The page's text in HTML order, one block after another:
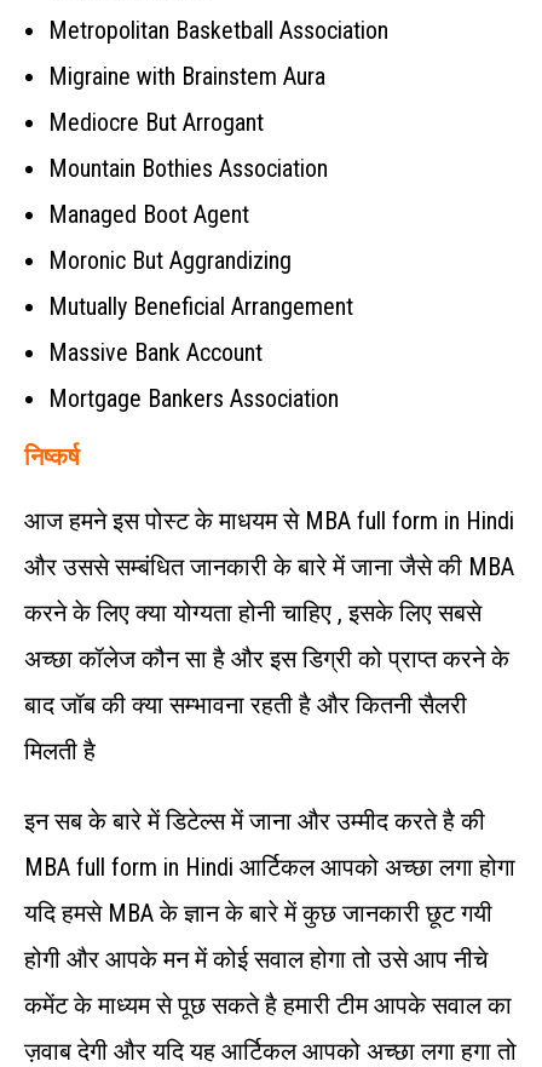
Metropolitan Basketball Association
Migraine with Brainstem Aura
Mediocre But Arrogant
Mountain Bothies Association
Managed Boot Agent
Moronic But Aggrandizing
Mutually Beneficial Arrangement
Massive Bank Account
Mortgage Bankers Association
निष्कर्ष
आज हमने इस पोस्ट के माधयम से MBA full form in Hindi
और उससे सम्बंधित जानकारी के बारे में जाना जैसे की MBA
करने के लिए क्या योग्यता होनी चाहिए , इसके लिए सबसे
अच्छा कॉलेज कौन सा है और इस डिग्री को प्राप्त करने के
बाद जॉब की क्या सम्भावना रहती है और कितनी सैलरी
मिलती है
इन सब के बारे में डिटेल्स में जाना और उम्मीद करते है की
MBA full form in Hindi आर्टिकल आपको अच्छा लगा होगा
यदि हमसे MBA के ज्ञान के बारे में कुछ जानकारी छूट गयी
होगी और आपके मन में कोई सवाल होगा तो उसे आप नीचे
कमेंट के माध्यम से पूछ सकते है हमारी टीम आपके सवाल का
ज़वाब देगी और यदि यह आर्टिकल आपको अच्छा लगा हगा तो